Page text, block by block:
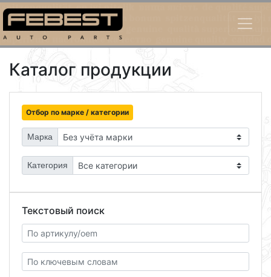
Каталог продукции
Отбор по марке / категории
Марка
Категория
Текстовый поиск